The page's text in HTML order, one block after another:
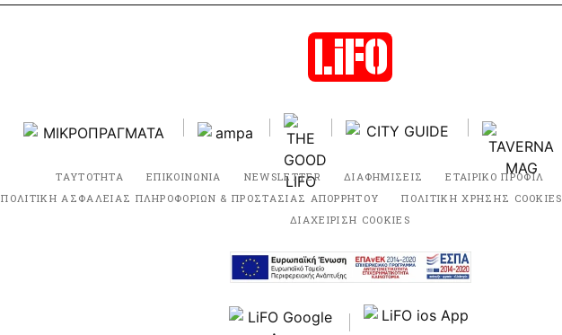
ΤΑΥΤΟΤΗΤΑ ΕΠΙΚΟΙΝΩΝΙΑ NEWSLETTER ΔΙΑΦΗΜΙΣΕΙΣ ΕΤΑΙΡΙΚΟ ΠΡΟΦΙΛ
ΠΟΛΙΤΙΚΗ ΑΣΦΑΛΕΙΑΣ ΠΛΗΡΟΦΟΡΙΩΝ & ΠΡΟΣΤΑΣΙΑΣ ΑΠΟΡΡΗΤΟΥ
ΠΟΛΙΤΙΚΗ ΧΡΗΣΗΣ COOKIES
ΔΙΑΧΕΙΡΙΣΗ COOKIES